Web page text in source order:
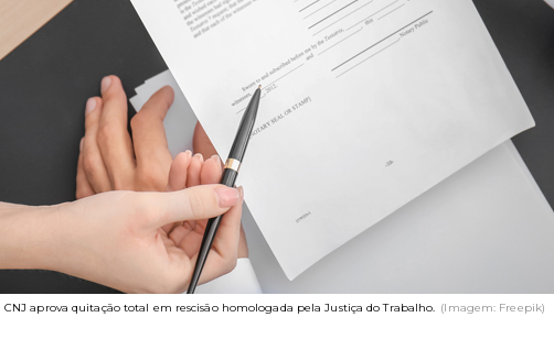
CNJ aprova quitação total em rescisão homologada pela Justiça do Trabalho. (Imagem: Freepik)